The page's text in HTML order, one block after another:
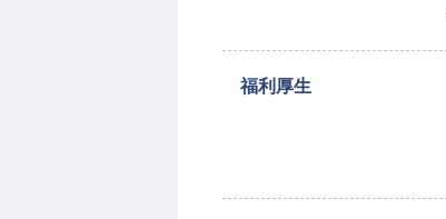
福利厚生